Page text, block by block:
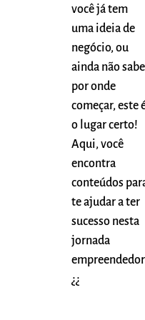
você já tem
uma ideia de
negócio, ou
ainda não sabe
por onde
começar, este
o lugar certo!
Aqui, você
encontra
conteúdos
te ajudar a ter
sucesso nesta
jornada
¿¿